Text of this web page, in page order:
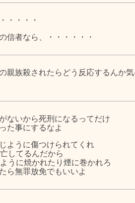
・・・・
信者なら、・・・・・・
親族殺されたらどう反応するんか
ないから死刑になるってだけ
た事にするなよ
ように傷つけられてくれ
してるんだから
うに焼かれたり煙に巻かれろ
ら無罪放免でもいいよ